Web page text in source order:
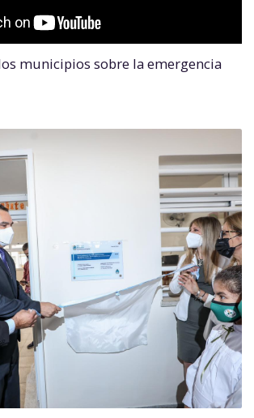
municipios sobre la emergencia